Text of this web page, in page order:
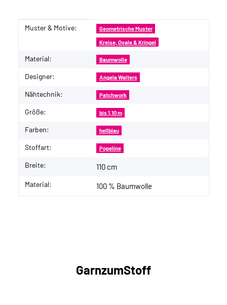
Produkteigenschaft
Wert
Muster & Motive: Geometrische Muster
Kreise, Ovale & Kringel
Material: Baumwolle
Designer: Angela Walters
Nähtechnik: Patchwork
Größe: bis 1,10 m
Farben: hellblau
Stoffart: Popeline
Breite: 110 cm
Material: 100 % Baumwolle
GarnzumStoff